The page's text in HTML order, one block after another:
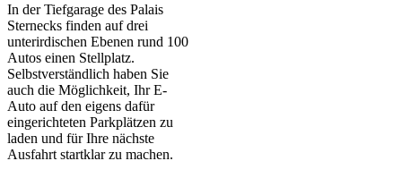
In der Tiefgarage des Palais
Sternecks finden auf drei
unterirdischen Ebenen rund 100
Autos einen Stellplatz.
Selbstverständlich haben Sie
auch die Möglichkeit, Ihr E-
Auto auf den eigens dafür
eingerichteten Parkplätzen zu
laden und für Ihre nächste
Ausfahrt startklar zu machen.